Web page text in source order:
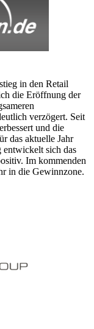
in den Retail
die Eröffnung der
verzögert. Seit
und die
das aktuelle Jahr
entwickelt sich das
Im kommenden
in die Gewinnzone.